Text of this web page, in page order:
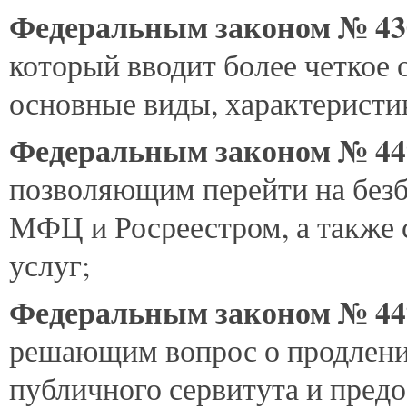
Федеральным законом №
который вводит более
основные виды,
Федеральным законом №
позволяющим перейти на
МФЦ и Росреестром, а также
услуг;
Федеральным законом №
решающим вопрос о
публичного сервитута и